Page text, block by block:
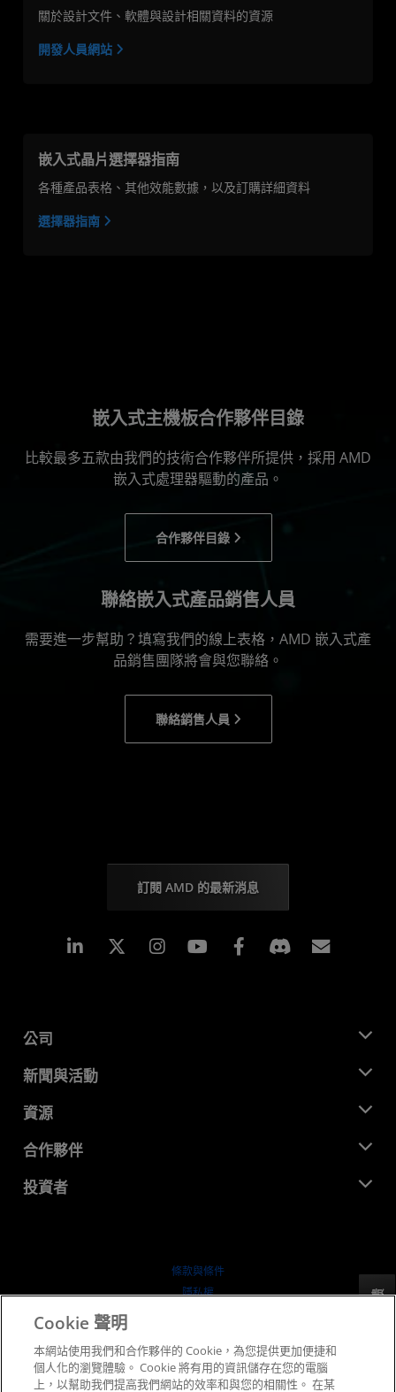
關於設計文件、軟體與設計相關資料的資源
開發人員網站
嵌入式晶片選擇器指南
各種產品表格、其他效能數據，以及訂購詳細資料
選擇器指南
嵌入式主機板合作夥伴目錄
比較最多五款由我們的技術合作夥伴所提供，採用 AMD
嵌入式處理器驅動的產品。
合作夥伴目錄
聯絡嵌入式產品銷售人員
需要進一步幫助？填寫我們的線上表格，AMD 嵌入式產
品銷售團隊將會與您聯絡。
聯絡銷售人員
訂閱 AMD 的最新消息
Linkedin Instagram Facebook
公司
關於 AMD
企業責任
招聘
聯絡我們
新聞與活動
新聞室
媒體庫
資源
開發者中心
案例研究
合作夥伴
AMD 合作夥伴中心
投資者
行情走勢
條款與條件
隱私權
公平公開競爭
英國稅務策略
反馈
Cookie 聲明
本網站使用我們和合作夥伴的 Cookie，為您提供更加便捷和
個人化的瀏覽體驗。 Cookie 將有用的資訊儲存在您的電腦
上，以幫助我們提高我們網站的效率和與您的相關性。 在某